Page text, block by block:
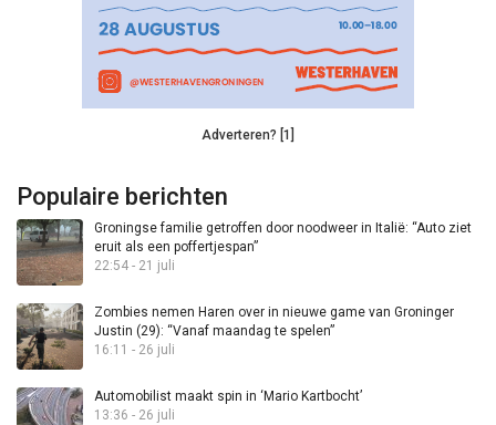
Adverteren? [1]
Populaire berichten
Groningse familie getroffen door noodweer in Italië: “Auto ziet
eruit als een poffertjespan”
22:54 - 21 juli
Zombies nemen Haren over in nieuwe game van Groninger
Justin (29): “Vanaf maandag te spelen”
16:11 - 26 juli
Automobilist maakt spin in ‘Mario Kartbocht’
13:36 - 26 juli